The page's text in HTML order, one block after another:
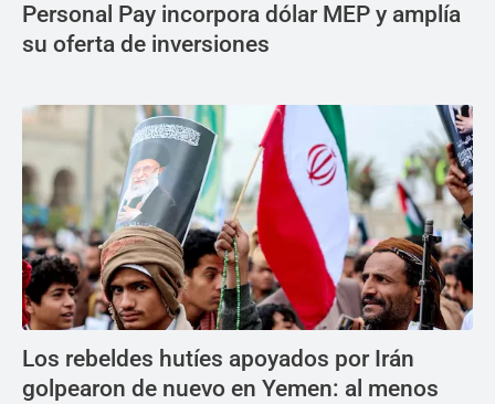
Personal Pay incorpora dólar MEP y amplía
su oferta de inversiones
Los rebeldes hutíes apoyados por Irán
golpearon de nuevo en Yemen: al menos